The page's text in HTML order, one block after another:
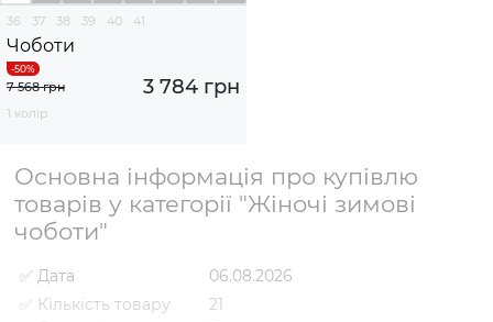
36 37 38 39 40 41
Чоботи
3 784 грн
7 568 грн
1 колір
Основна інформація про купівлю
товарів у категорії "Жіночі зимові
чоботи"
✅ Дата
06.08.2026
✅ Кількість товару
21